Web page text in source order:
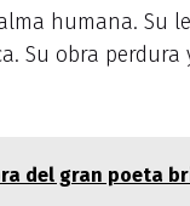
humana. Su
Su obra
del gran poeta